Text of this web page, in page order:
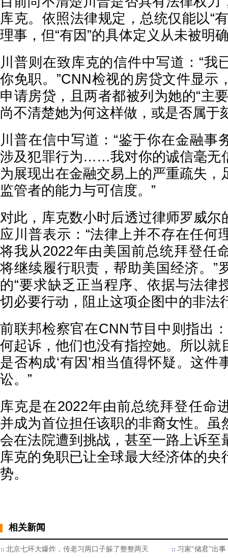
库克。依照法律规定，总统仅能以“
理事，但“有因”的具体定义从未被明
川普则在致库克的信件中写道：“我
你免职。”CNN检视的房贷文件显示
申请房贷，且两者都被列为她的“主
尚不清楚她为何这样做，或是否属于
川普在信中写道：“鉴于你在金融事
涉及犯罪行为……我对你的诚信毫无
为展现出在金融交易上的严重疏失，
监管者的能力与可信度。”
对此，库克数小时后透过律师罗威尔
应川普表示：“法律上并不存在任何
将我从2022年由美国前总统拜登任
将继续履行职责，帮助美国经济。”
的“要求缺乏正当程序、依据与法律
切必要行动，阻止这项企图中的非法
前联邦检察官在CNN节目中则指出
何起诉，他们也没有指控她。所以就
是否构成‘有因’相当值得怀疑。这件
讼。”
库克是在2022年由前总统拜登任命
并成为首位担任该职的非裔女性。虽
会在法院遭到挑战，甚至一路上诉至
库克的免职已让全球最大经济体的央
势。
相关新闻
北京七环大爆炸，传老习两口子躲了整整两天
习家“储君”出